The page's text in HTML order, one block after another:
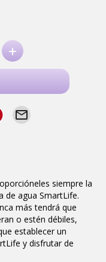
+
siempre la
de agua SmartLife.
más tendrá que
o estén débiles,
establecer un
y disfrutar de